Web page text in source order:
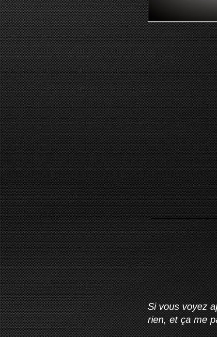
Si vous voyez
rien, et ça me